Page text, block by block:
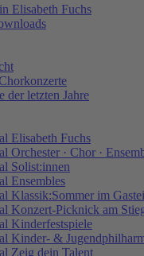
Elisabeth Fuchs
der letzten Jahre
Elisabeth Fuchs
Orchester · Chor ·
Solist:innen
Ensembles
Klassik:Sommer im
Konzert-Picknick am
Kinderfestspiele
Kinder- &
Zeig dein Talent